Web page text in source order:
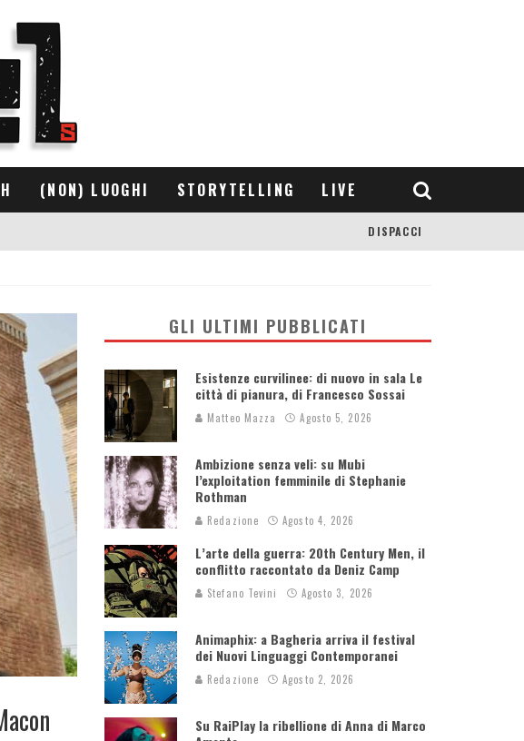
(NON) LUOGHI STORYTELLING LIVE
DISPACCI
GLI ULTIMI PUBBLICATI
Esistenze curvilinee: di nuovo in sala Le
città di pianura, di Francesco Sossai
Matteo Mazza Agosto 5, 2026
Ambizione senza veli: su Mubi
l’exploitation femminile di Stephanie
Rothman
Redazione Agosto 4, 2026
L’arte della guerra: 20th Century Men, il
conflitto raccontato da Deniz Camp
Stefano Tevini Agosto 3, 2026
Animaphix: a Bagheria arriva il festival
dei Nuovi Linguaggi Contemporanei
Redazione Agosto 2, 2026
Su RaiPlay la ribellione di Anna di Marco